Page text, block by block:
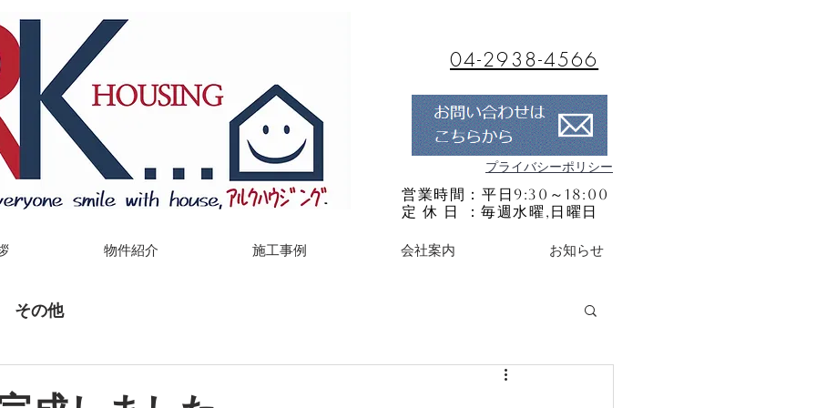
04-2938-4566
プライバシーポリシー
営業時間：平日9:30～18:00
定 休 日 ：毎週水曜,日曜日
物件紹介 施工事例 会社案内 お知らせ
その他